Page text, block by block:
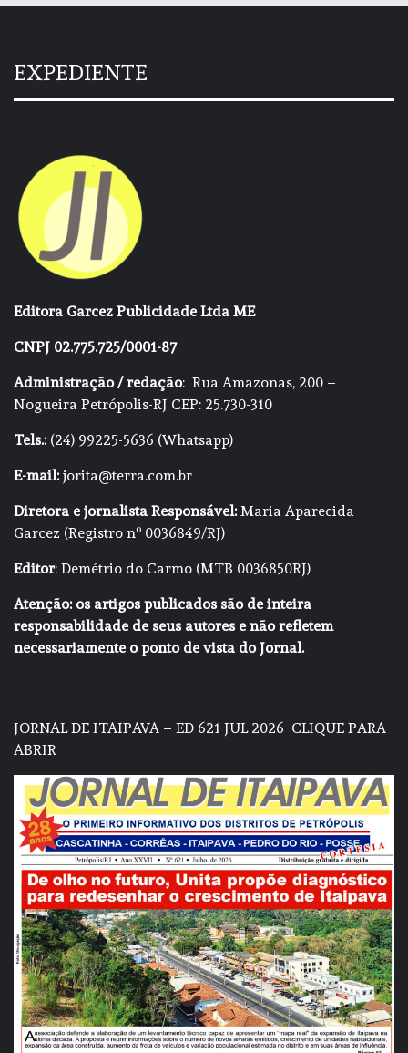
EXPEDIENTE
Editora Garcez Publicidade Ltda ME
CNPJ 02.775.725/0001-87
Administração / redação: Rua Amazonas, 200 –
Nogueira Petrópolis-RJ CEP: 25.730-310
Tels.:(24) 99225-5636 (Whatsapp)
E-mail:jorita@terra.com.br
Diretora e jornalista Responsável:Maria Aparecida
Garcez (Registro nº 0036849/RJ)
Editor: Demétrio do Carmo (MTB 0036850RJ)
Atenção: os artigos publicados são de inteira
responsabilidade de seus autores e não refletem
necessariamente o ponto de vista do Jornal.
JORNAL DE ITAIPAVA – ED 621 JUL 2026 CLIQUE PARA
ABRIR